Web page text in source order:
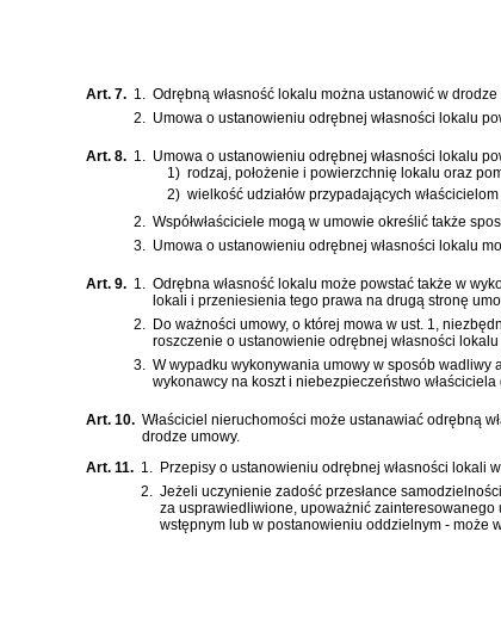
Art. 7. 1. Odrębną własność lokalu można ustanowić w
2. Umowa o ustanowieniu odrębnej własności lokalu
Art. 8. 1. Umowa o ustanowieniu odrębnej własności lokalu
1) rodzaj, położenie i powierzchnię lokalu oraz
2) wielkość udziałów przypadających
2. Współwłaściciele mogą w umowie określić także
3. Umowa o ustanowieniu odrębnej własności lokalu
Art. 9. 1. Odrębna własność lokalu może powstać także w
lokali i przeniesienia tego prawa na drugą stronę
2. Do ważności umowy, o której mowa w ust. 1,
roszczenie o ustanowienie odrębnej własności
3. W wypadku wykonywania umowy w sposób
wykonawcy na koszt i niebezpieczeństwo właściciela
Art. 10. Właściciel nieruchomości może ustanawiać odrębną
drodze umowy.
Art. 11. 1. Przepisy o ustanowieniu odrębnej własności lokali
2. Jeżeli uczynienie zadość przesłance
za usprawiedliwione, upoważnić zainteresowanego
wstępnym lub w postanowieniu oddzielnym - może